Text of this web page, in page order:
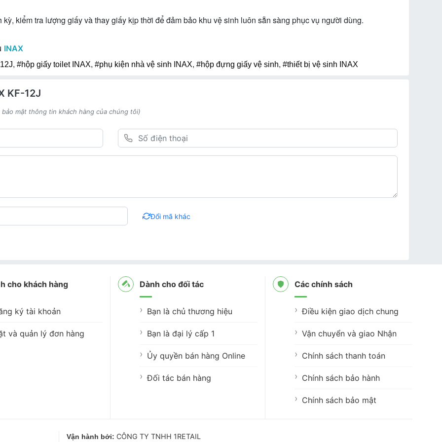
kiểm tra lượng giấy và thay giấy kịp thời để đảm bảo khu vệ sinh luôn sẵn sàng phục vụ người dùng.
INAX
, #hộp giấy toilet INAX, #phụ kiện nhà vệ sinh INAX, #hộp đựng giấy vệ sinh, #thiết bị vệ sinh INAX
KF-12J
mật thông tin khách hàng của chúng tôi)
Đổi mã khác
cho khách hàng
ký tài khoản
và quản lý đơn hàng
Dành cho đối tác
Bạn là chủ thương hiệu
Bạn là đại lý cấp 1
Ủy quyền bán hàng Online
Đối tác bán hàng
Các chính sách
Điều kiện giao dịch chung
Vận chuyển và giao Nhận
Chính sách thanh toán
Chính sách bảo hành
Chính sách bảo mật
Vận hành bởi: CÔNG TY TNHH 1RETAIL